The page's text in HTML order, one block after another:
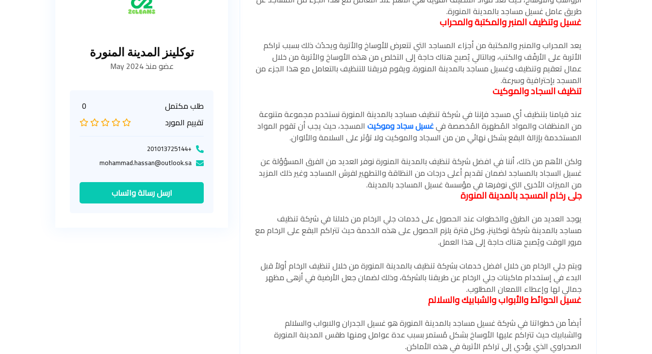
طريق عامل غسيل مساجد بالمدينة المنورة.
غسيل وتنظيف المنبر والمكتبة والمحراب
يعد المحراب والمنبر والمكتبة من أجزاء المساجد التي تتعرض للأوساخ والأتربة ويحدُث ذلك بسبب تراكم
الأتربة على الأرفُف والكتب، وبالتالي يُصبح هناك حاجة إلى التخلص من هذه الأوساخ والأتربة من خلال
عمال تعقيم وتنظيف وغسيل مساجد بالمدينة المنورة. ويقوم فريقنا للتنظيف بالتعامل مع هذا الجزء من
المسجد بإحترافية وسرعة.
تنظيف السجاد والموكيت
عند قيامنا بتنظيف أي مسجد فإننا في شركة تنظيف مساجد بالمدينة المنورة نستخدم مجموعة متنوعة
من المنظفات والمواد المُطهرة المُخصصة فيغسيل سجاد وموكيت المسجد، حيث يجب أن تقوم المواد
المستخدمة بإزالة البقع بشكل نهائي من من السجاد والموكيت ولا تؤثر على السلامة والألوان.
ولكن الأهم من ذلك، أننا في افضل شركة تنظيف بالمدينة المنورة نوفر العديد من الفرق المسؤؤلة عن
غسيل السجاد بالمساجد لضمان تقديم أعلى درجات من النظاقة والتطهير لفرش المساجد وغير ذلك المزيد
من الميزات الأخرى التي نوفرها في مؤسسة غسيل المساجد بالمدينة.
جلى رخام المسجد بالمدينة المنورة
يوجد العديد من الطرق والخطوات عند الحصول على خدمات جلي الرخام من خلالنا في شركة تنظيف
مساجد بالمدينة شركة توكلينز، وكل فترة يلزم الحصول على هذه الخدمة حيث تتراكم البقع على الرخام مع
مرور الوقت ويُصبح هناك حاجة إلى هذا العمل.
ويتم جلي الرخام من خلال افضل خدمات بشركة تنظيف بالمدينة المنورة من خلال تنظيف الرخام أولاً قبل
البدء في إستخدام ماكينات جلي الرخام عن طريقنا بالشركة، وذلك لضمان جعل الأرضية في أزهى مظهر
جمالي لها وإعطاء اللمعان المطلوب.
غسيل الحوائط والأبواب والشبابيك والسلالم
أيضاً من خطواتنا في شركة غسيل مساجد بالمدينة المنورة هو غسيل الجدران والابواب والسلالم
والشبابيك حيث تتراكم عليها الأوساخ بشكل مُستمر بسبب عدة عوامل ومنها طقس المدينة المنورة
الصحراوي الذي يؤدي إلى تراكم الأتربة في هذه الأماكن.
توكلينز المدينة المنورة
عضو منذ May 2024
طلب مكتمل
0
تقييم المورد
+201013725144
mohammad.hassan@outlook.sa
ارسل رسالة واتساب